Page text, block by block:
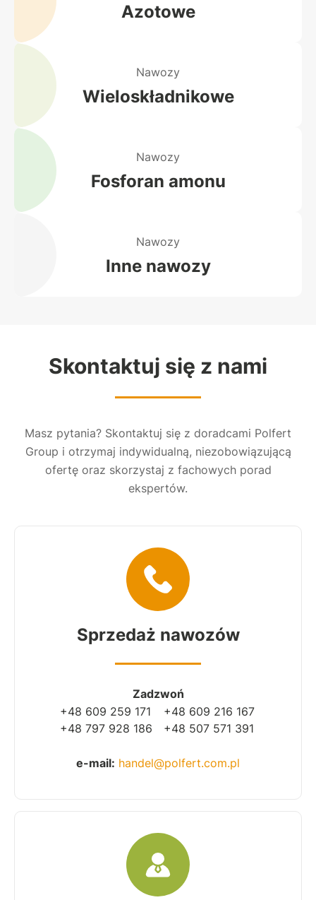
Azotowe
Nawozy
Wieloskładnikowe
Nawozy
Fosforan amonu
Nawozy
Inne nawozy
Skontaktuj się z nami
Masz pytania? Skontaktuj się z doradcami Polfert
Group i otrzymaj indywidualną, niezobowiązującą
ofertę oraz skorzystaj z fachowych porad
ekspertów.
Sprzedaż nawozów
Zadzwoń
+48 609 259 171
+48 609 216 167
+48 797 928 186
+48 507 571 391
e-mail: handel@polfert.com.pl